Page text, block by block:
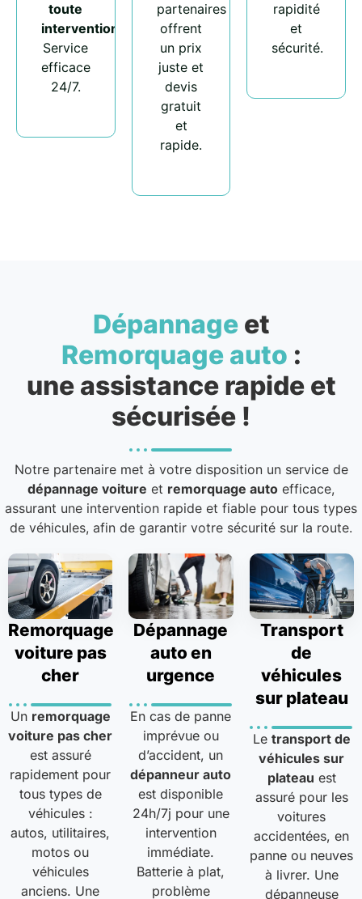
toute
intervention
Service
efficace
24/7.
partenaires
offrent
un prix
juste et
devis
gratuit
et
rapide.
rapidité
et
sécurité.
Dépannageet
Remorquage auto :
une assistance rapide et
sécurisée !
Notre partenaire met à votre disposition un service de
dépannage voiture et remorquage auto efficace,
assurant une intervention rapide et fiable pour tous types
de véhicules, afin de garantir votre sécurité sur la route.
Remorquage
voiture pas
cher
Un remorquage
voiture pas cher
est assuré
rapidement pour
tous types de
véhicules :
autos, utilitaires,
motos ou
véhicules
anciens. Une
Dépannage
auto en
urgence
En cas de panne
imprévue ou
d’accident, un
dépanneur auto
est disponible
24h/7j pour une
intervention
immédiate.
Batterie à plat,
problème
Transport
de
véhicules
sur plateau
Le transport de
véhicules sur
plateau est
assuré pour les
voitures
accidentées, en
panne ou neuves
à livrer. Une
dépanneuse